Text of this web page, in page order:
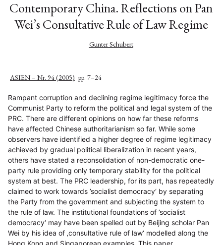
Contemporary China. Reflections on Pan
Wei’s Consultative Rule of Law Regime
Gunter Schubert
ASIEN – Nr. 94 (2005) pp. 7–24
Rampant corruption and declining regime legitimacy force the
Communist Party to reform the political and legal system of the
PRC. There are different opinions on how far these reforms
have affected Chinese authoritarianism so far. While some
observers have identified a higher degree of regime legitimacy
achieved by gradual political liberalization in recent years,
others have stated a reconsolidation of non-democratic one-
party rule providing only temporary stability for the political
system at best. The PRC leadership, for its part, has repeatedly
claimed to work towards ’socialist democracy‘ by separating
the Party from the government and subjecting the system to
the rule of law. The institutional foundations of ’socialist
democracy‘ may have been spelled out by Beijing scholar Pan
Wei by his idea of ‚consultative rule of law‘ modelled along the